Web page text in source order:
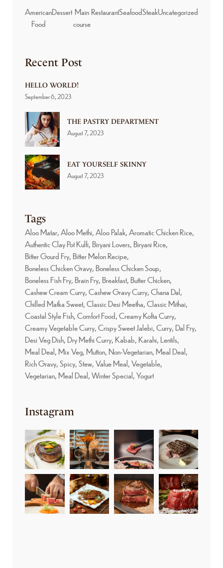
American
Food
Dessert Main
course
RestaurantSeafoodSteakUncategorized
Recent Post
HELLO WORLD!
September 6, 2023
THE PASTRY DEPARTMENT
August 7, 2023
EAT YOURSELF SKINNY
August 7, 2023
Tags
Aloo Matar Aloo Methi Aloo Palak Aromatic Chicken Rice
Authentic Clay Pot Kulfi Biryani Lovers Biryani Rice
Bitter Gourd Fry Bitter Melon Recipe
Boneless Chicken Gravy Boneless Chicken Soup
Boneless Fish Fry Brain Fry Breakfast Butter Chicken
Cashew Cream Curry Cashew Gravy Curry Chana Dal
Chilled Matka Sweet Classic Desi Meetha Classic Mithai
Coastal Style Fish Comfort Food Creamy Kofta Curry
Creamy Vegetable Curry Crispy Sweet Jalebi Curry Dal Fry
Desi Veg Dish Dry Methi Curry Kabab Karahi Lentils
Meal Deal Mix Veg Mutton Non-Vegetarian, Meal Deal
Rich Gravy Spicy Stew Value Meal Vegetable
Vegetarian, Meal Deal Winter Special Yogurt
Instagram